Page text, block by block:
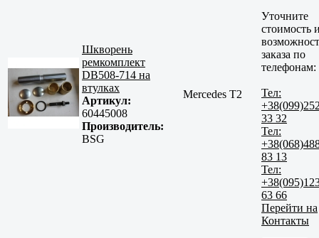
Шкворень
ремкомплект
DB508-714 на
втулках
Артикул:
60445008
Производитель:
BSG
Mercedes T2
Уточните
стоимость
заказа по
телефонам:
Тел:
33 32
Тел:
83 13
Тел:
63 66
Перейти на
Контакты